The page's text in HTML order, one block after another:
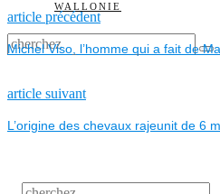
WALLONIE
NAVIGATION
DE
L’ARTICLE
article précédentPrevious
post:
Michel Viso, l’homme qui a fait de
article suivantNext
L’origine des chevaux rajeunit de 6